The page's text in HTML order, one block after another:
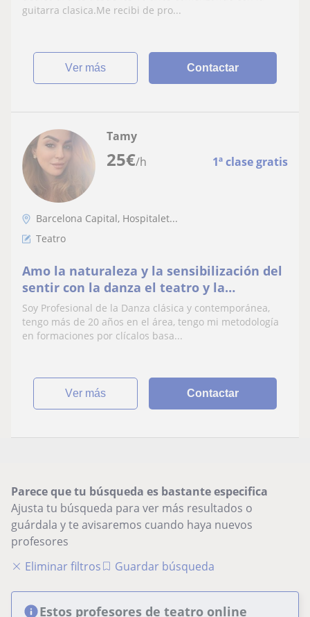
guitarra clasica.Me recibi de pro...
ver más Contactar
25€/h 1ª clase gratis
Tamy
Barcelona Capital, Hospitalet...
Teatro
Amo la naturaleza y la sensibilización del
sentir con la danza el teatro y la
expresión corporal del amor a la creación
fundamentalmente con más técnicas del
ballet aplicadas
Soy Profesional de la Danza clásica y contemporánea,
tengo más de 20 años en el área, tengo mi metodología
en formaciones por clícalos basa...
ver más Contactar
Parece que tu búsqueda es bastante especifica
Ajusta tu búsqueda para ver más resultados o
guárdala y te avisaremos cuando haya nuevos
profesores
Eliminar filtros
Guardar búsqueda
Estos profesores de teatro online